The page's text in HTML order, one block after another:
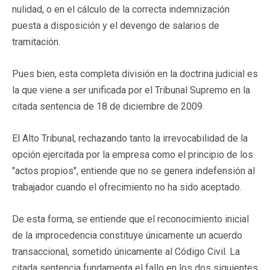
nulidad, o en el cálculo de la correcta indemnización
puesta a disposición y el devengo de salarios de
tramitación.
Pues bien, esta completa división en la doctrina judicial es
la que viene a ser unificada por el Tribunal Supremo en la
citada sentencia de 18 de diciembre de 2009.
El Alto Tribunal, rechazando tanto la irrevocabilidad de la
opción ejercitada por la empresa como el principio de los
"actos propios", entiende que no se genera indefensión al
trabajador cuando el ofrecimiento no ha sido aceptado.
De esta forma, se entiende que el reconocimiento inicial
de la improcedencia constituye únicamente un acuerdo
transaccional, sometido únicamente al Código Civil. La